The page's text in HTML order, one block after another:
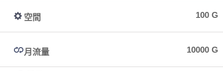
空間 100 G
月流量 10000 G